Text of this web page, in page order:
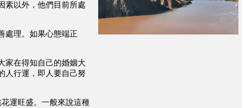
素以外，他們目前所處
處理。如果心態端正
家在得知自己的婚姻大
人行運，即人要自己努
運旺盛。一般來說這種